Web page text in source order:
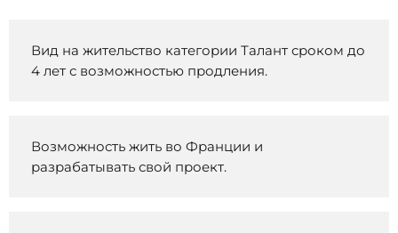
Вид на жительство категории Талант сроком до
4 лет с возможностью продления.
Возможность жить во Франции и
разрабатывать свой проект.